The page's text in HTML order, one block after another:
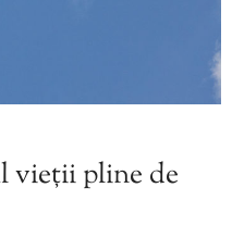
vieții pline de